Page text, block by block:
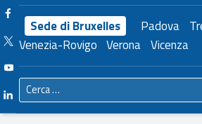
Sede di Bruxelles Padova
Venezia-Rovigo Verona Vicenza
Facebook Unioncamere Veneto
Twitter Unioncamere Veneto
Youtube Unioncamere Veneto
Linkedin Unioncamere Veneto
Ricerca per: